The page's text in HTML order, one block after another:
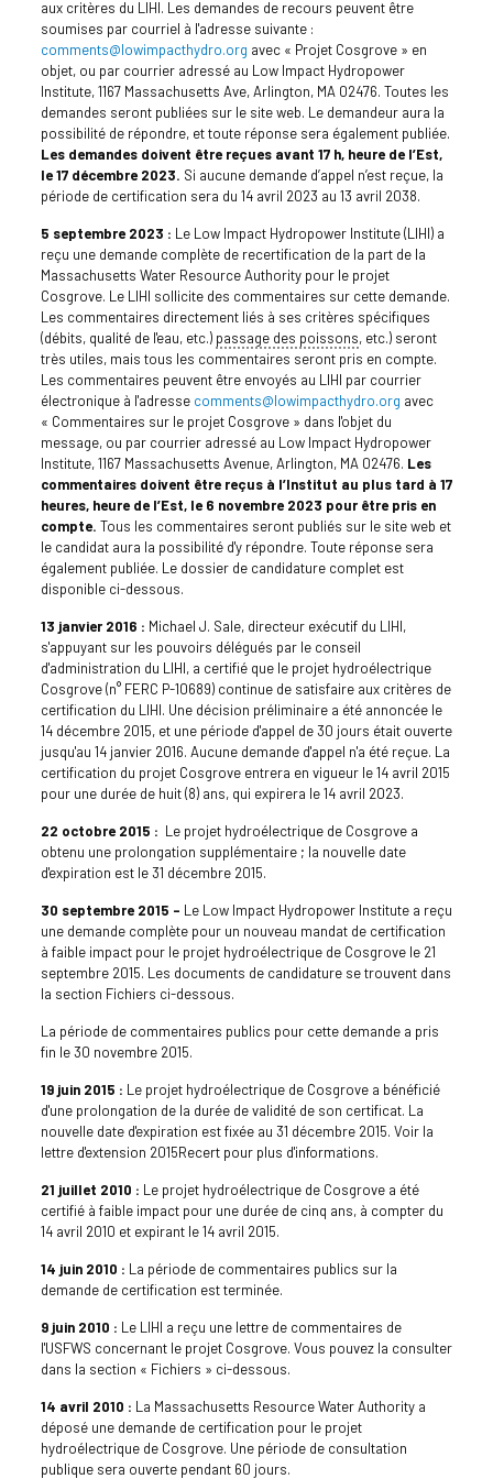
aux critères du LIHI. Les demandes de recours peuvent être
soumises par courriel à l'adresse suivante :
comments@lowimpacthydro.org avec « Projet Cosgrove » en
objet, ou par courrier adressé au Low Impact Hydropower
Institute, 1167 Massachusetts Ave, Arlington, MA 02476. Toutes les
demandes seront publiées sur le site web. Le demandeur aura la
possibilité de répondre, et toute réponse sera également publiée.
Les demandes doivent être reçues avant 17 h, heure de l’Est,
le 17 décembre 2023. Si aucune demande d’appel n’est reçue, la
période de certification sera du 14 avril 2023 au 13 avril 2038.
5 septembre 2023 : Le Low Impact Hydropower Institute (LIHI) a
reçu une demande complète de recertification de la part de la
Massachusetts Water Resource Authority pour le projet
Cosgrove. Le LIHI sollicite des commentaires sur cette demande.
Les commentaires directement liés à ses critères spécifiques
(débits, qualité de l'eau, etc.) passage des poissons, etc.) seront
très utiles, mais tous les commentaires seront pris en compte.
Les commentaires peuvent être envoyés au LIHI par courrier
électronique à l'adresse comments@lowimpacthydro.org avec
« Commentaires sur le projet Cosgrove » dans l'objet du
message, ou par courrier adressé au Low Impact Hydropower
Institute, 1167 Massachusetts Avenue, Arlington, MA 02476. Les
commentaires doivent être reçus à l’Institut au plus tard à 17
heures, heure de l’Est, le 6 novembre 2023 pour être pris en
compte. Tous les commentaires seront publiés sur le site web et
le candidat aura la possibilité d'y répondre. Toute réponse sera
également publiée. Le dossier de candidature complet est
disponible ci-dessous.
13 janvier 2016 : Michael J. Sale, directeur exécutif du LIHI,
s'appuyant sur les pouvoirs délégués par le conseil
d'administration du LIHI, a certifié que le projet hydroélectrique
Cosgrove (n° FERC P-10689) continue de satisfaire aux critères de
certification du LIHI. Une décision préliminaire a été annoncée le
14 décembre 2015, et une période d'appel de 30 jours était ouverte
jusqu'au 14 janvier 2016. Aucune demande d'appel n'a été reçue. La
certification du projet Cosgrove entrera en vigueur le 14 avril 2015
pour une durée de huit (8) ans, qui expirera le 14 avril 2023.
22 octobre 2015 : Le projet hydroélectrique de Cosgrove a
obtenu une prolongation supplémentaire ; la nouvelle date
d'expiration est le 31 décembre 2015.
30 septembre 2015 – Le Low Impact Hydropower Institute a reçu
une demande complète pour un nouveau mandat de certification
à faible impact pour le projet hydroélectrique de Cosgrove le 21
septembre 2015. Les documents de candidature se trouvent dans
la section Fichiers ci-dessous.
La période de commentaires publics pour cette demande a pris
fin le 30 novembre 2015.
19 juin 2015 : Le projet hydroélectrique de Cosgrove a bénéficié
d'une prolongation de la durée de validité de son certificat. La
nouvelle date d'expiration est fixée au 31 décembre 2015. Voir la
lettre d'extension 2015Recert pour plus d'informations.
21 juillet 2010 : Le projet hydroélectrique de Cosgrove a été
certifié à faible impact pour une durée de cinq ans, à compter du
14 avril 2010 et expirant le 14 avril 2015.
14 juin 2010 : La période de commentaires publics sur la
demande de certification est terminée.
9 juin 2010 : Le LIHI a reçu une lettre de commentaires de
l'USFWS concernant le projet Cosgrove. Vous pouvez la consulter
dans la section « Fichiers » ci-dessous.
14 avril 2010 : La Massachusetts Resource Water Authority a
déposé une demande de certification pour le projet
hydroélectrique de Cosgrove. Une période de consultation
publique sera ouverte pendant 60 jours.